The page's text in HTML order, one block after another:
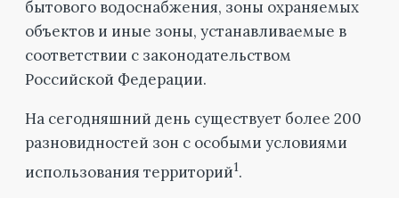
бытового водоснабжения, зоны охраняемых
объектов и иные зоны, устанавливаемые в
соответствии с законодательством
Российской Федерации.
На сегодняшний день существует более 200
разновидностей зон с особыми условиями
использования территорий1.